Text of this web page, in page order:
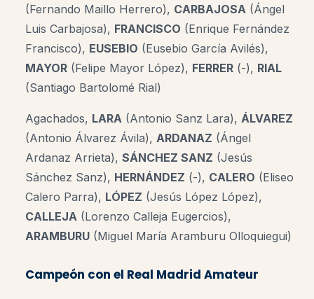
(Fernando Maillo Herrero), CARBAJOSA (Ángel
Luis Carbajosa), FRANCISCO (Enrique Fernández
Francisco), EUSEBIO (Eusebio García Avilés),
MAYOR (Felipe Mayor López), FERRER (-), RIAL
(Santiago Bartolomé Rial)
Agachados, LARA (Antonio Sanz Lara), ÁLVAREZ
(Antonio Álvarez Ávila), ARDANAZ (Ángel
Ardanaz Arrieta), SÁNCHEZ SANZ (Jesús
Sánchez Sanz), HERNÁNDEZ (-), CALERO (Eliseo
Calero Parra), LÓPEZ (Jesús López López),
CALLEJA (Lorenzo Calleja Eugercios),
ARAMBURU (Miguel María Aramburu Olloquiegui)
Campeón con el Real Madrid Amateur